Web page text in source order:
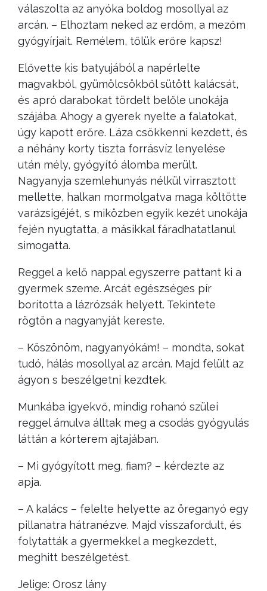
válaszolta az anyóka boldog mosollyal az
arcán. – Elhoztam neked az erdőm, a mezőm
gyógyírjait. Remélem, tőlük erőre kapsz!
Elővette kis batyujából a napérlelte
magvakból, gyümölcsökből sütött kalácsát,
és apró darabokat tördelt belőle unokája
szájába. Ahogy a gyerek nyelte a falatokat,
úgy kapott erőre. Láza csökkenni kezdett, és
a néhány korty tiszta forrásvíz lenyelése
után mély, gyógyító álomba merült.
Nagyanyja szemlehunyás nélkül virrasztott
mellette, halkan mormolgatva maga költötte
varázsigéjét, s miközben egyik kezét unokája
fején nyugtatta, a másikkal fáradhatatlanul
simogatta.
Reggel a kelő nappal egyszerre pattant ki a
gyermek szeme. Arcát egészséges pír
borította a lázrózsák helyett. Tekintete
rögtön a nagyanyját kereste.
– Köszönöm, nagyanyókám! – mondta, sokat
tudó, hálás mosollyal az arcán. Majd felült az
ágyon s beszélgetni kezdtek.
Munkába igyekvő, mindig rohanó szülei
reggel ámulva álltak meg a csodás gyógyulás
láttán a kórterem ajtajában.
– Mi gyógyított meg, fiam? – kérdezte az
apja.
– A kalács – felelte helyette az öreganyó egy
pillanatra hátranézve. Majd visszafordult, és
folytatták a gyermekkel a megkezdett,
meghitt beszélgetést.
Jelige: Orosz lány